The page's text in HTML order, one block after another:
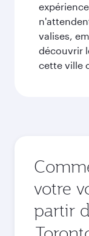
valises,
découvrir
cette ville
votre
partir
Ville